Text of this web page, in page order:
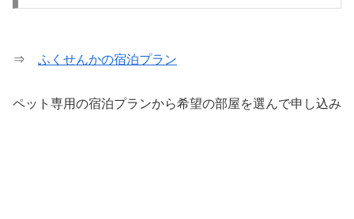
⇒ ふくせんかの宿泊プラン
ペット専用の宿泊プランから希望の部屋を選んで申し込み